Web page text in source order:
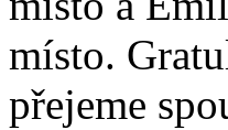
místo.
přejeme